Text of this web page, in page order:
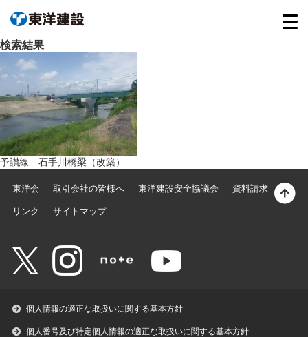
検索結果
予讃線 石手川橋梁（改築）
東洋会 取引会社の皆様へ 東洋建設安全協議会 資料請求
リンク サイトマップ
個人情報の適正な取扱いに関する基本方針
個人番号及び特定個人情報の適正な取扱いに関する基本方針